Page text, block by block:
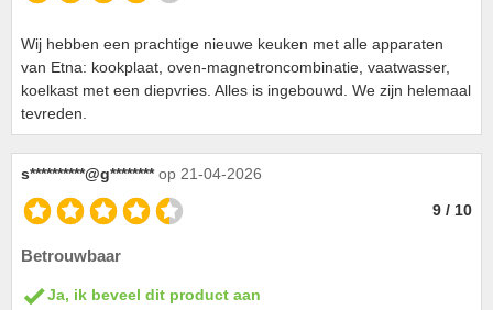
Wij hebben een prachtige nieuwe keuken met alle apparaten
van Etna: kookplaat, oven-magnetroncombinatie, vaatwasser,
koelkast met een diepvries. Alles is ingebouwd. We zijn helemaal
tevreden.
s**********@g******** op 21-04-2026
9 / 10
Betrouwbaar
Ja, ik beveel dit product aan